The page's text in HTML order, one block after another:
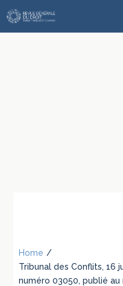
Home /
Tribunal des Conflits, 16
numéro 03050, publié au